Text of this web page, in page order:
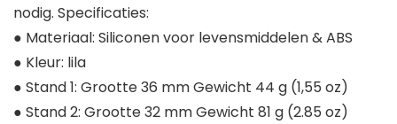
nodig. Specificaties:
● Materiaal: Siliconen voor levensmiddelen & ABS
● Kleur: lila
● Stand 1: Grootte 36 mm Gewicht 44 g (1,55 oz)
● Stand 2: Grootte 32 mm Gewicht 81 g (2.85 oz)